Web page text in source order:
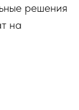
решения
на